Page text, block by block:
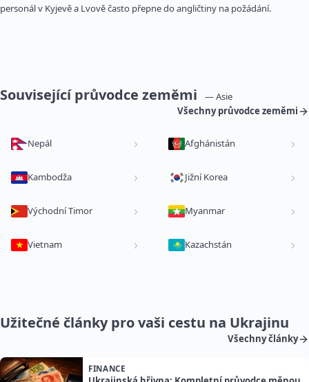
personál v Kyjevě a Lvově často přepne do angličtiny na požádání.
Související průvodce zeměmi
— Asie
Všechny průvodce zeměmi
Nepál Afghánistán
Kambodža Jižní Korea
Východní Timor Myanmar
Vietnam Kazachstán
Užitečné články pro vaši cestu na Ukrajinu
Všechny články
FINANCE